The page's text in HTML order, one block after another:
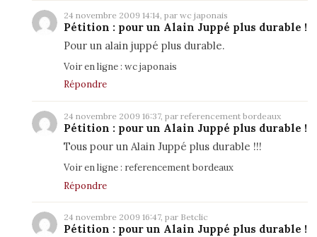
24 novembre 2009 14:14, par wc japonais
Pétition : pour un Alain Juppé plus durable !
Pour un alain juppé plus durable.
Voir en ligne : wc japonais
Répondre
24 novembre 2009 16:37, par referencement bordeaux
Pétition : pour un Alain Juppé plus durable !
Tous pour un Alain Juppé plus durable !!!
Voir en ligne : referencement bordeaux
Répondre
24 novembre 2009 16:47, par Betclic
Pétition : pour un Alain Juppé plus durable !